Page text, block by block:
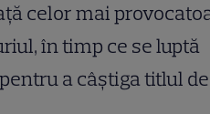
celor mai
în timp ce se luptă
a câștiga titlul de